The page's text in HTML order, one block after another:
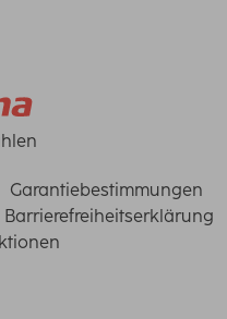
Garantiebestimmungen
Barrierefreiheitserklärung